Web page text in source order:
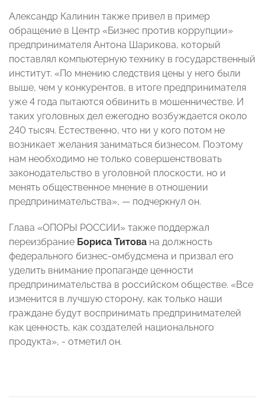
Александр Калинин также привел в пример
обращение в Центр «Бизнес против коррупции»
предпринимателя Антона Шарикова, который
поставлял компьютерную технику в государственный
институт. «По мнению следствия цены у него были
выше, чем у конкурентов, в итоге предпринимателя
уже 4 года пытаются обвинить в мошенничестве. И
таких уголовных дел ежегодно возбуждается около
240 тысяч. Естественно, что ни у кого потом не
возникает желания заниматься бизнесом. Поэтому
нам необходимо не только совершенствовать
законодательство в уголовной плоскости, но и
менять общественное мнение в отношении
предпринимательства», — подчеркнул он.
Глава «ОПОРЫ РОССИИ» также поддержал
переизбрание Бориса Титова на должность
федерального бизнес-омбудсмена и призвал его
уделить внимание пропаганде ценности
предпринимательства в российском обществе. «Все
изменится в лучшую сторону, как только наши
граждане будут воспринимать предпринимателей
как ценность, как создателей национального
продукта», - отметил он.